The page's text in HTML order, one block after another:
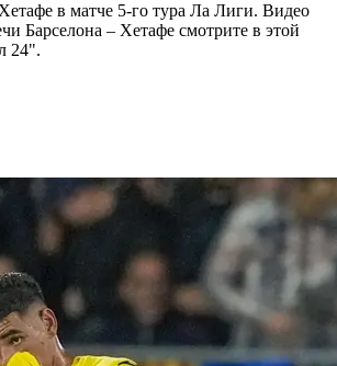
в матче 5-го тура Ла Лиги. Видео
Барселона – Хетафе смотрите в этой
24".